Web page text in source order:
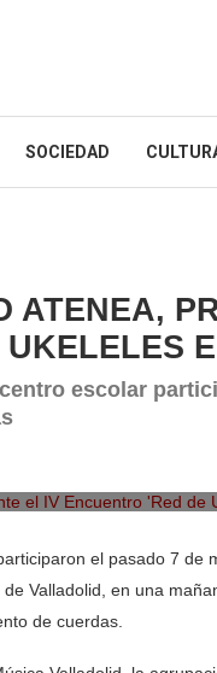
SOCIEDAD
ATENEA,
escolar
el pasado 7 de
Valladolid, en una
de cuerdas.